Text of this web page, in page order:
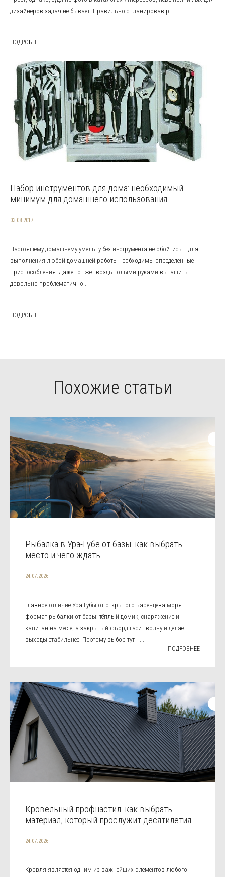
дизайнеров задач не бывает. Правильно спланировав р...
ПОДРОБНЕЕ
Набор инструментов для дома: необходимый
минимум для домашнего использования
03.08.2017
Настоящему домашнему умельцу без инструмента не обойтись – для
выполнения любой домашней работы необходимы определенные
приспособления. Даже тот же гвоздь голыми руками вытащить
довольно проблематично...
ПОДРОБНЕЕ
Похожие статьи
Рыбалка в Ура-Губе от базы: как выбрать
место и чего ждать
24.07.2026
Главное отличие Ура-Губы от открытого Баренцева моря -
формат рыбалки от базы: тёплый домик, снаряжение и
капитан на месте, а закрытый фьорд гасит волну и делает
выходы стабильнее. Поэтому выбор тут н...
ПОДРОБНЕЕ
Кровельный профнастил: как выбрать
материал, который прослужит десятилетия
24.07.2026
Кровля является одним из важнейших элементов любого